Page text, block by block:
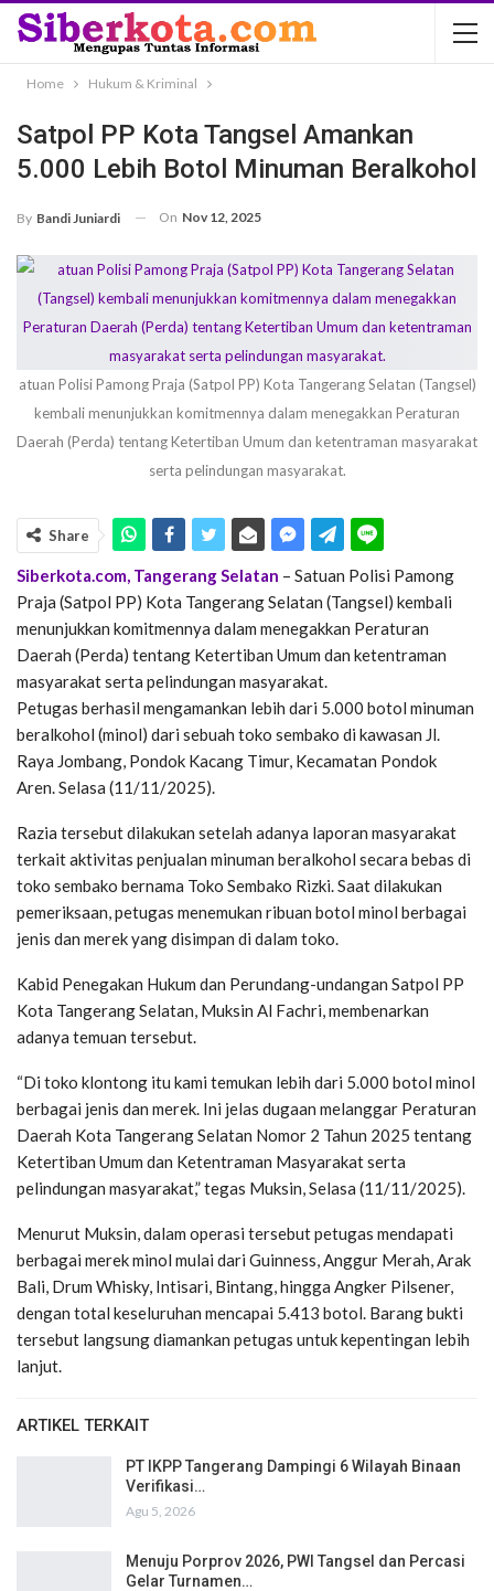
Home Hukum & Kriminal
Satpol PP Kota Tangsel Amankan
5.000 Lebih Botol Minuman Beralkohol
By Bandi Juniardi On Nov 12, 2025
atuan Polisi Pamong Praja (Satpol PP) Kota Tangerang Selatan (Tangsel)
kembali menunjukkan komitmennya dalam menegakkan Peraturan
Daerah (Perda) tentang Ketertiban Umum dan ketentraman masyarakat
serta pelindungan masyarakat.
Share
Siberkota.com, Tangerang Selatan – Satuan Polisi Pamong
Praja (Satpol PP) Kota Tangerang Selatan (Tangsel) kembali
menunjukkan komitmennya dalam menegakkan Peraturan
Daerah (Perda) tentang Ketertiban Umum dan ketentraman
masyarakat serta pelindungan masyarakat.
Petugas berhasil mengamankan lebih dari 5.000 botol minuman
beralkohol (minol) dari sebuah toko sembako di kawasan Jl.
Raya Jombang, Pondok Kacang Timur, Kecamatan Pondok
Aren. Selasa (11/11/2025).
Razia tersebut dilakukan setelah adanya laporan masyarakat
terkait aktivitas penjualan minuman beralkohol secara bebas di
toko sembako bernama Toko Sembako Rizki. Saat dilakukan
pemeriksaan, petugas menemukan ribuan botol minol berbagai
jenis dan merek yang disimpan di dalam toko.
Kabid Penegakan Hukum dan Perundang-undangan Satpol PP
Kota Tangerang Selatan, Muksin Al Fachri, membenarkan
adanya temuan tersebut.
“Di toko klontong itu kami temukan lebih dari 5.000 botol minol
berbagai jenis dan merek. Ini jelas dugaan melanggar Peraturan
Daerah Kota Tangerang Selatan Nomor 2 Tahun 2025 tentang
Ketertiban Umum dan Ketentraman Masyarakat serta
pelindungan masyarakat,” tegas Muksin, Selasa (11/11/2025).
Menurut Muksin, dalam operasi tersebut petugas mendapati
berbagai merek minol mulai dari Guinness, Anggur Merah, Arak
Bali, Drum Whisky, Intisari, Bintang, hingga Angker Pilsener,
dengan total keseluruhan mencapai 5.413 botol. Barang bukti
tersebut langsung diamankan petugas untuk kepentingan lebih
lanjut.
ARTIKEL TERKAIT
PT IKPP Tangerang Dampingi 6 Wilayah Binaan
Verifikasi…
Agu 5, 2026
Menuju Porprov 2026, PWI Tangsel dan Percasi
Gelar Turnamen…